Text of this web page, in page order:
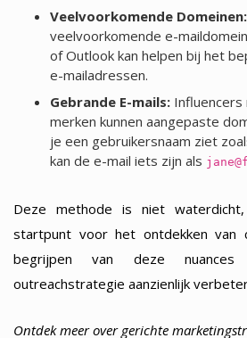
Veelvoorkomende Domeinen:
veelvoorkomende e-
of Outlook kan helpen bij het
e-mailadressen.
Gebrande E-mails:Influencers
merken kunnen aangepaste
je een gebruikersnaam ziet
kan de e-mail iets zijn als
Deze methode is niet
startpunt voor het ontdekken van
begrijpen van deze
outreachstrategie aanzienlijk
Ontdek meer over gerichte